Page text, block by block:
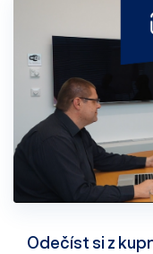
Odečíst si z